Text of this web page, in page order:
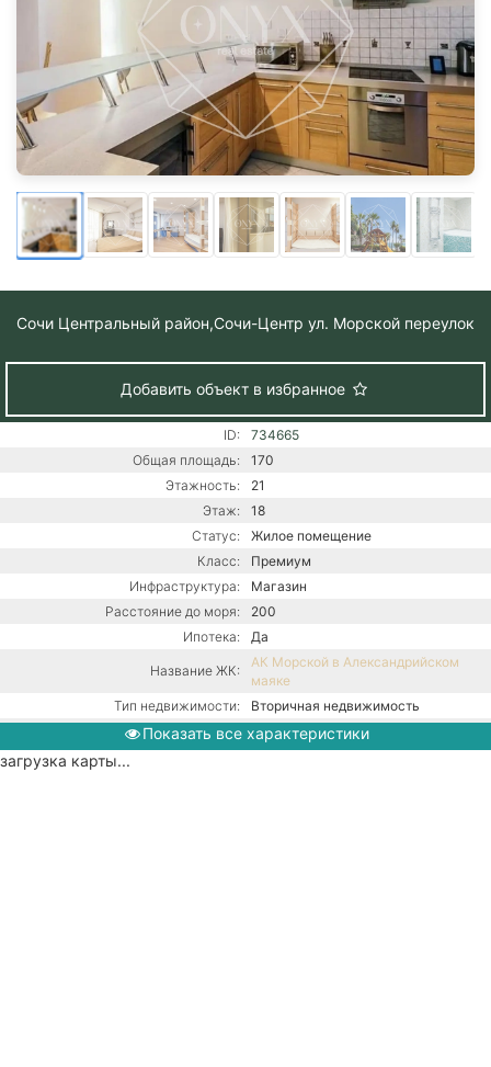
Сочи Центральный район,Сочи-Центр ул. Морской переулок
Добавить объект в избранное
ID:
734665
Общая площадь:
170
Этажность:
21
Этаж:
18
Статус:
Жилое помещение
Класс:
Премиум
Инфраструктура:
Магазин
Расстояние до моря:
200
Ипотека:
Да
Название ЖК:
АК Морской в Александрийском
маяке
Тип недвижимости:
Вторичная недвижимость
Кол-во комнат:
3х-комнатная
Показать все характеристики
загрузка карты...